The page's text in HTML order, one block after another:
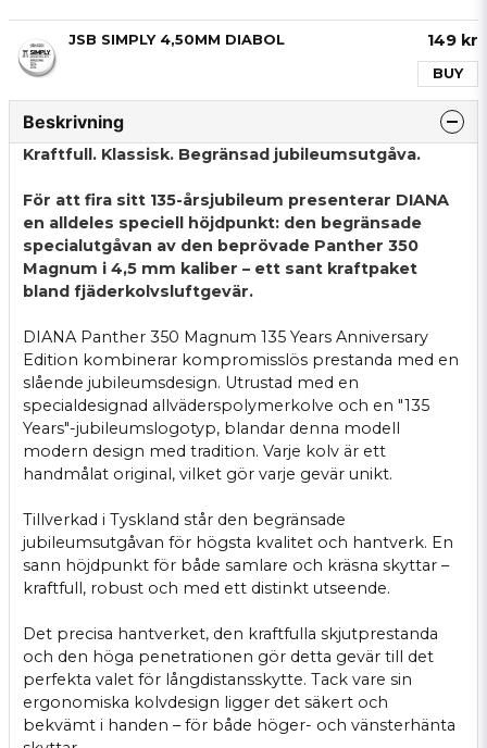
JSB SIMPLY 4,50MM DIABOL 149 kr
BUY
Beskrivning
Kraftfull. Klassisk. Begränsad jubileumsutgåva.
För att fira sitt 135-årsjubileum presenterar DIANA
en alldeles speciell höjdpunkt: den begränsade
specialutgåvan av den beprövade Panther 350
Magnum i 4,5 mm kaliber – ett sant kraftpaket
bland fjäderkolvsluftgevär.
DIANA Panther 350 Magnum 135 Years Anniversary
Edition kombinerar kompromisslös prestanda med en
slående jubileumsdesign. Utrustad med en
specialdesignad allväderspolymerkolve och en "135
Years"-jubileumslogotyp, blandar denna modell
modern design med tradition. Varje kolv är ett
handmålat original, vilket gör varje gevär unikt.
Tillverkad i Tyskland står den begränsade
jubileumsutgåvan för högsta kvalitet och hantverk. En
sann höjdpunkt för både samlare och kräsna skyttar –
kraftfull, robust och med ett distinkt utseende.
Det precisa hantverket, den kraftfulla skjutprestanda
och den höga penetrationen gör detta gevär till det
perfekta valet för långdistansskytte. Tack vare sin
ergonomiska kolvdesign ligger det säkert och
bekvämt i handen – för både höger- och vänsterhänta